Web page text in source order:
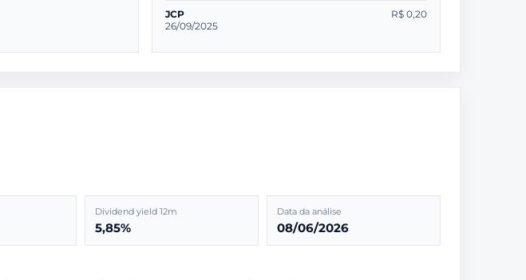
JCP
26/09/2025
R$ 0,20
Dividend yield 12m
5,85%
Data da análise
08/06/2026